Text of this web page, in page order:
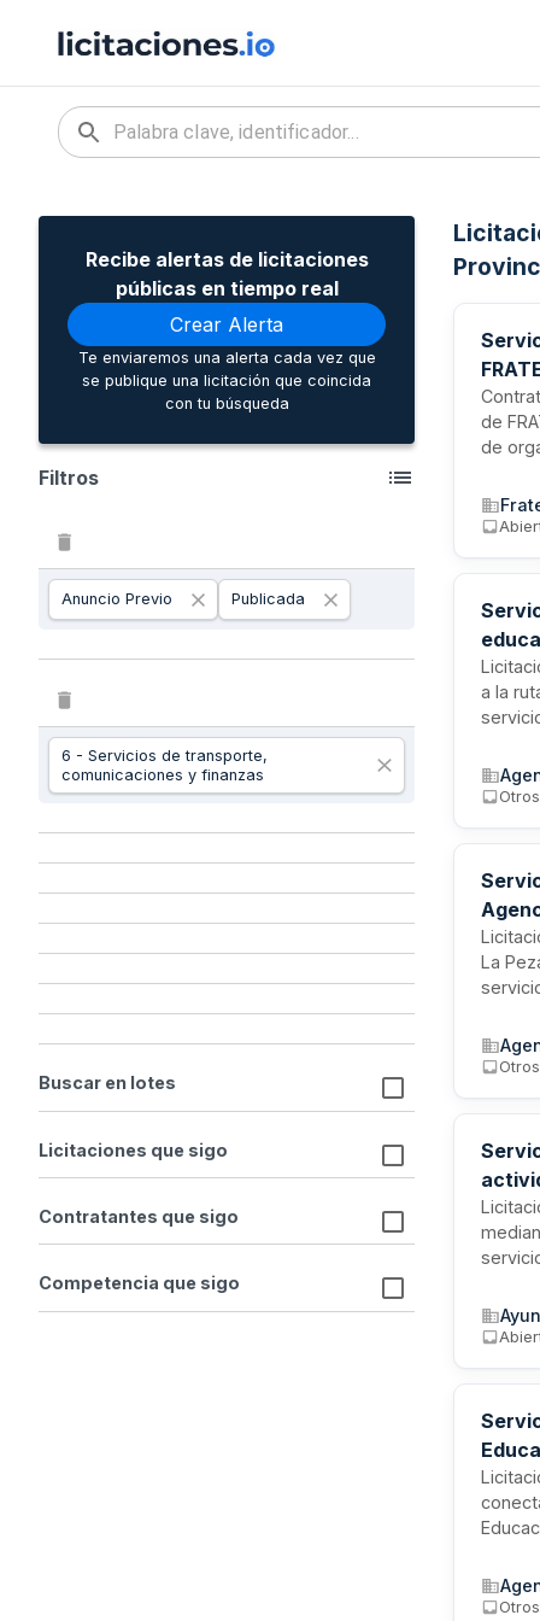
Recibe alertas de licitaciones
públicas en tiempo real
Crear Alerta
Te enviaremos una alerta cada vez que
se publique una licitación que coincida
con tu búsqueda
Filtros
Anuncio Previo Publicada
6 - Servicios de transporte,
comunicaciones y finanzas
Buscar en lotes
Licitaciones que sigo
Contratantes que sigo
Competencia que sigo
de
de
a la
Otros
La
Otros
un
Otros